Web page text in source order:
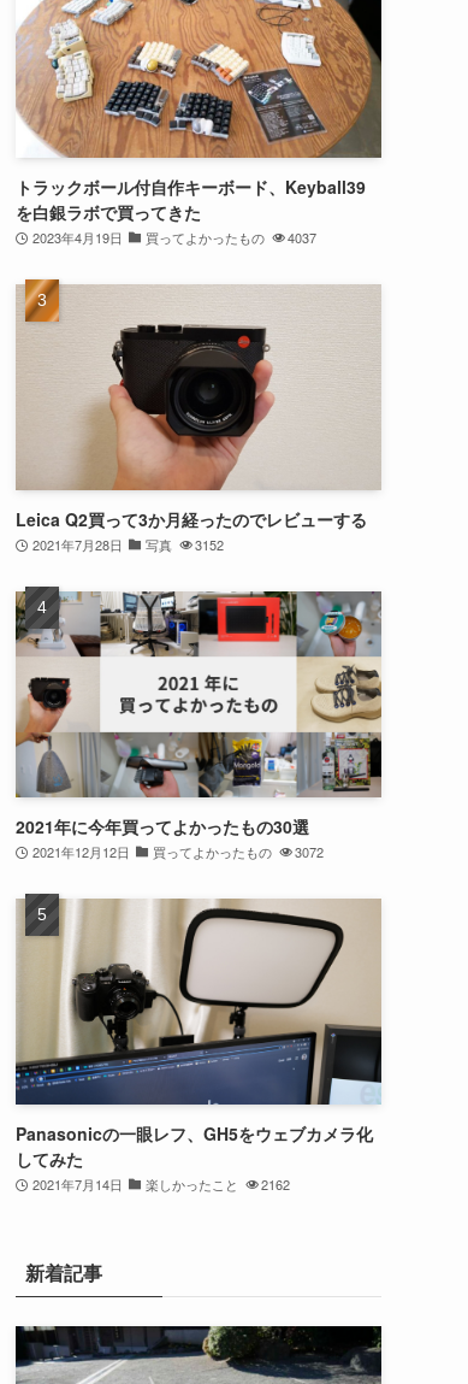
トラックボール付自作キーボード、Keyball39
を白銀ラボで買ってきた
2023年4月19日 買ってよかったもの 4037
Leica Q2買って3か月経ったのでレビューする
2021年7月28日 写真 3152
2021年に今年買ってよかったもの30選
2021年12月12日 買ってよかったもの 3072
Panasonicの一眼レフ、GH5をウェブカメラ化
してみた
2021年7月14日 楽しかったこと 2162
新着記事